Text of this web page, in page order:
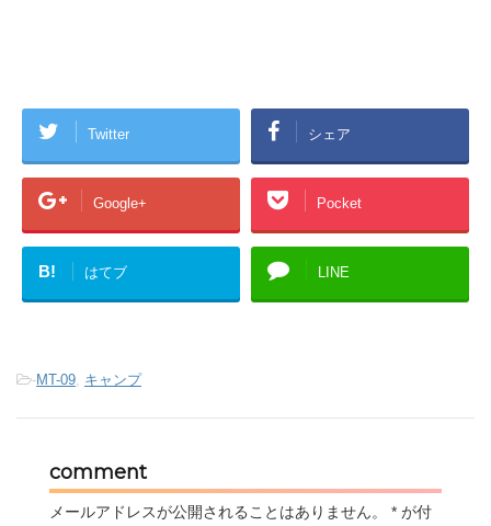
Twitter シェア
Google+ Pocket
B! はてブ LINE
-MT-09 キャンプ
comment
メールアドレスが公開されることはありません。 * が付